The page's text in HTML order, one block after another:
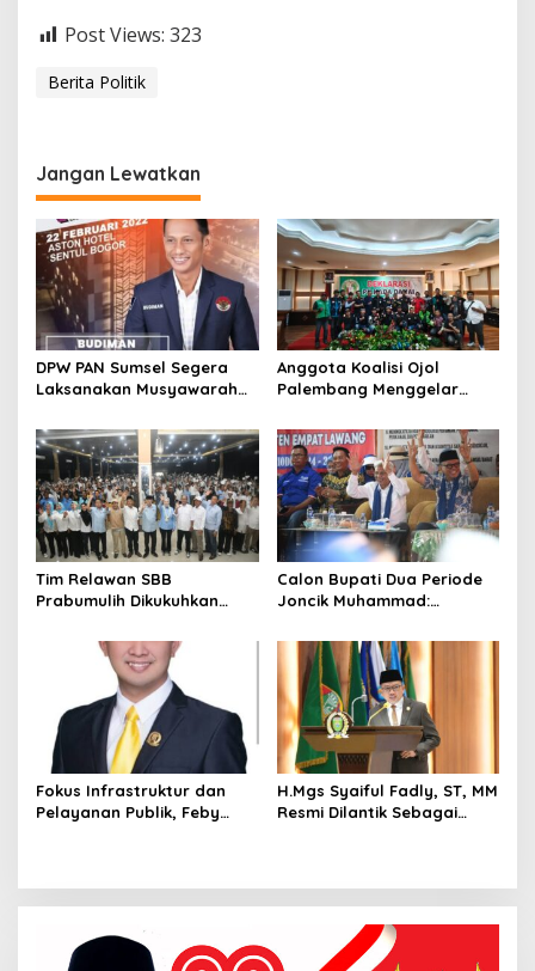
Post Views: 323
Berita Politik
Jangan Lewatkan
DPW PAN Sumsel Segera
Laksanakan Musyawarah
Anggota Koalisi Ojol
Palembang Menggelar
2024
Tim Relawan SBB
Prabumulih Dikukuhkan
Mawardi Yahya
Calon Bupati Dua Periode
Joncik Muhammad:
Matahati di Empat Lawang
Capai 70 Persen
Fokus Infrastruktur dan
Pelayanan Publik, Feby
H.Mgs Syaiful Fadly, ST, MM
Resmi Dilantik Sebagai